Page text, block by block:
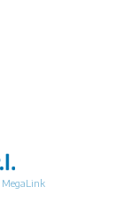
MegaLink